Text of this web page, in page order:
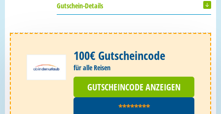
Gutschein-Details
100€ Gutscheincode
für alle Reisen
GUTSCHEINCODE ANZEIGEN
********